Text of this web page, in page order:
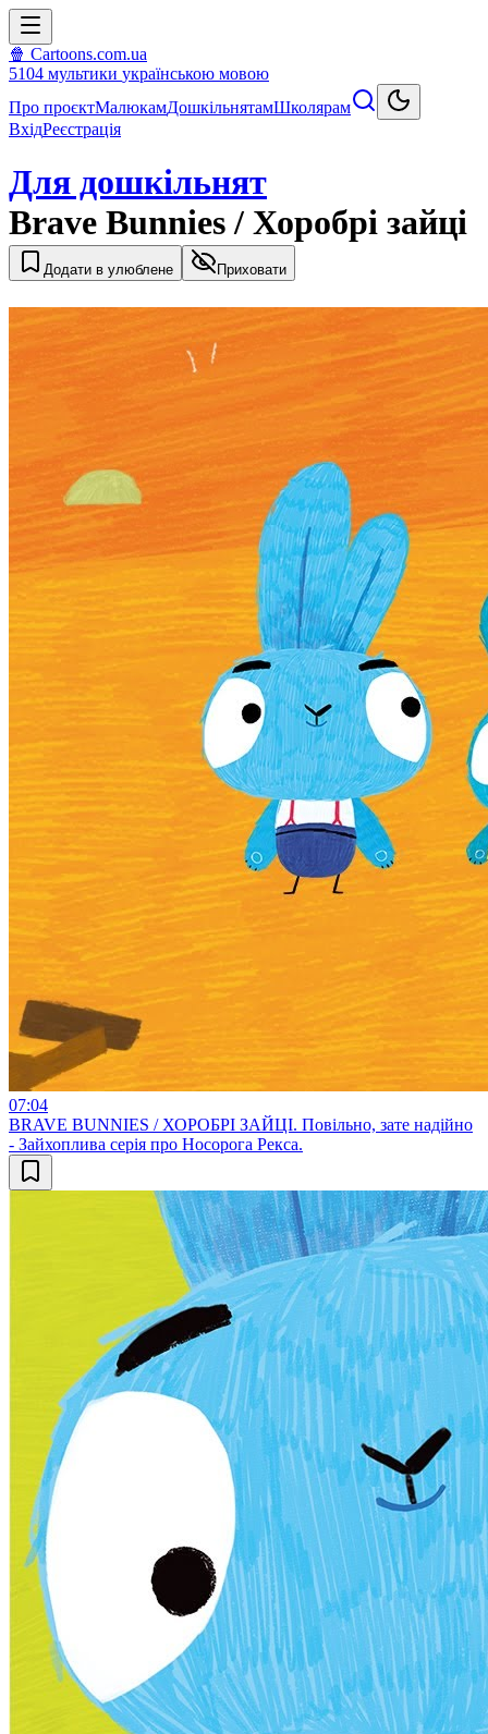
🍿 Cartoons.com.ua
5104 мультики українською мовою
Про проєктМалюкамДошкільнятамШколярам
ВхідРеєстрація
Для дошкільнят
Brave Bunnies / Хоробрі зайці
Додати в улюблене Приховати
07:04
BRAVE BUNNIES / ХОРОБРІ ЗАЙЦІ. Повільно, зате надійно
- Зайхоплива серія про Носорога Рекса.